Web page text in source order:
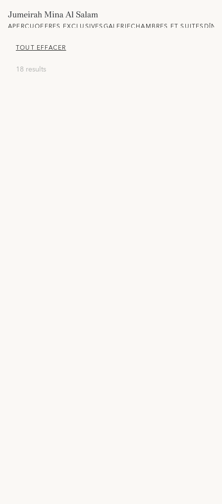
Jumeirah Mina Al Salam
APERÇUOFFRES EXCLUSIVESGALERIECHAMBRES ET SUITES
TOUT EFFACER
18 results